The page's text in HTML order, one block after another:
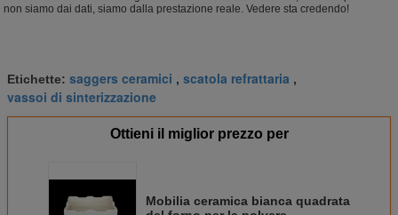
non siamo dai dati, siamo dalla prestazione reale. Vedere sta credendo!
Etichette: saggers ceramici , scatola refrattaria ,
vassoi di sinterizzazione
Ottieni il miglior prezzo per
Mobilia ceramica bianca quadrata